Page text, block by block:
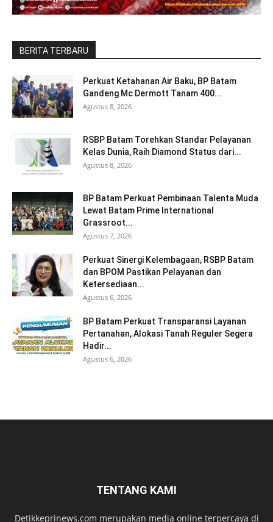
BERITA TERBARU
Perkuat Ketahanan Air Baku, BP Batam
Gandeng Mc Dermott Tanam 400...
Agustus 8, 2026
RSBP Batam Torehkan Standar Pelayanan
Kelas Dunia, Raih Diamond Status dari...
Agustus 8, 2026
BP Batam Perkuat Pembinaan Talenta Muda
Lewat Batam Prime International
Grassroot...
Agustus 7, 2026
Perkuat Sinergi Kelembagaan, RSBP Batam
dan BPOM Pastikan Pelayanan dan
Ketersediaan...
Agustus 6, 2026
BP Batam Perkuat Transparansi Layanan
Pertanahan, Alokasi Tanah Reguler Segera
Hadir...
Agustus 6, 2026
TENTANG KAMI
Detikkeprinews.com merupakan media online terpercaya di